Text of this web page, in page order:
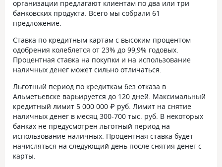
организации предлагают клиентам по два или три
банковских продукта. Всего мы собрали 61
предложение
Ставка по кредитным картам с высоким процентом
одобрения колеблется от 23% до 99,9% годовых.
Процентная ставка на покупки и на использование
наличных денег может сильно отличаться.
Льготный период по кредиткам без отказа в
Альметьевске варьируется до 120 дней. Максимальный
кредитный лимит 5 000 000 ₽ руб. Лимит на снятие
наличных денег в месяц 300-700 тыс. руб. В некоторых
банках не предусмотрен льготный период на
использование наличных. Процентная ставка будет
начисляться на следующий день после снятия денег с
карты.